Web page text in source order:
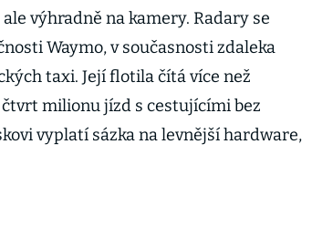
výhradně na kamery. Radary se
Waymo, v současnosti zdaleka
taxi. Její flotila čítá více než
milionu jízd s cestujícími bez
vyplatí sázka na levnější hardware,